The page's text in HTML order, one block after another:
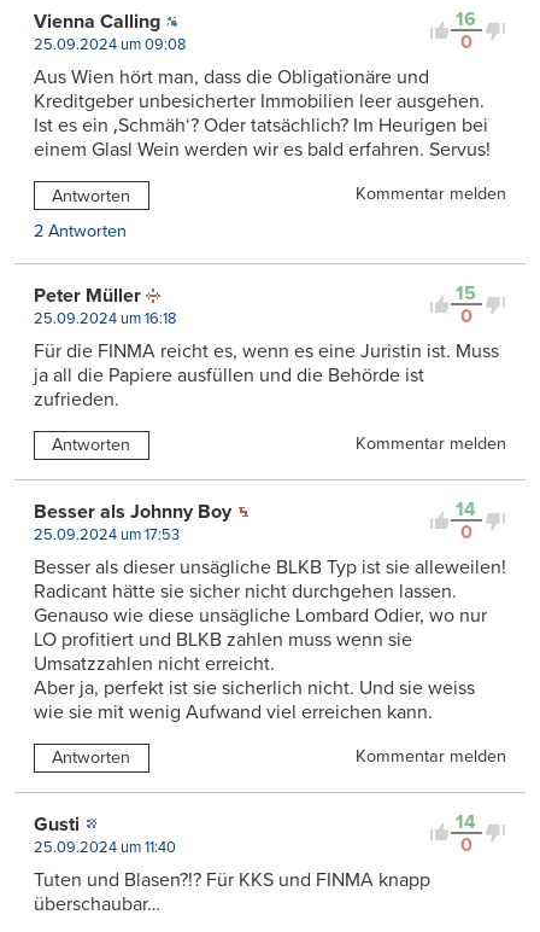
16
0
Vienna Calling
25.09.2024 um 09:08
Aus Wien hört man, dass die Obligationäre und
Kreditgeber unbesicherter Immobilien leer ausgehen.
Ist es ein ‚Schmäh‘? Oder tatsächlich? Im Heurigen bei
einem Glasl Wein werden wir es bald erfahren. Servus!
Antworten
Kommentar melden
2 Antworten
15
0
Peter Müller
25.09.2024 um 16:18
Für die FINMA reicht es, wenn es eine Juristin ist. Muss
ja all die Papiere ausfüllen und die Behörde ist
zufrieden.
Antworten Kommentar melden
14
0
Besser als Johnny Boy
25.09.2024 um 17:53
Besser als dieser unsägliche BLKB Typ ist sie alleweilen!
Radicant hätte sie sicher nicht durchgehen lassen.
Genauso wie diese unsägliche Lombard Odier, wo nur
LO profitiert und BLKB zahlen muss wenn sie
Umsatzzahlen nicht erreicht.
Aber ja, perfekt ist sie sicherlich nicht. Und sie weiss
wie sie mit wenig Aufwand viel erreichen kann.
Antworten Kommentar melden
14
0
Gusti
25.09.2024 um 11:40
Tuten und Blasen?!? Für KKS und FINMA knapp
überschaubar…